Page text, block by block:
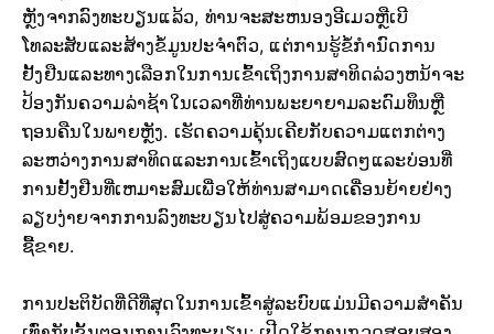
ຫຼັງຈາກລົງທະບຽນແລ້ວ, ທ່ານຈະສະຫນອງອີເມວຫຼືເບີ
ໂທລະສັບແລະສ້າງຂໍ້ມູນປະຈໍາຕົວ, ແຕ່ການຮູ້ຂໍ້ກໍານົດການ
ຢັ້ງຢືນແລະທາງເລືອກໃນການເຂົ້າເຖິງການສາທິດລ່ວງຫນ້າຈະ
ປ້ອງກັນຄວາມລ່າຊ້າໃນເວລາທີ່ທ່ານພະຍາຍາມລະດົມທຶນຫຼື
ຖອນຄືນໃນພາຍຫຼັງ. ເຮັດຄວາມຄຸ້ນເຄີຍກັບຄວາມແຕກຕ່າງ
ລະຫວ່າງການສາທິດແລະການເຂົ້າເຖິງແບບສົດໆແລະບ່ອນທີ່
ການຢັ້ງຢືນທີ່ເຫມາະສົມເພື່ອໃຫ້ທ່ານສາມາດເຄື່ອນຍ້າຍຢ່າງ
ລຽບງ່າຍຈາກການລົງທະບຽນໄປສູ່ຄວາມພ້ອມຂອງການ
ຊື້ຂາຍ.
ການປະຕິບັດທີ່ດີທີ່ສຸດໃນການເຂົ້າສູ່ລະບົບແມ່ນມີຄວາມສໍາຄັນ